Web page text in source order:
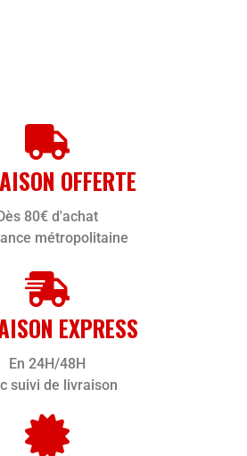
OFFERTE
80€ d'achat
métropolitaine
EXPRESS
En 24H/48H
suivi de livraison